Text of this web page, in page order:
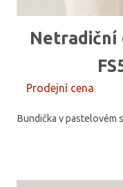
Netradiční
Prodejní cena
Bundička v pastelovém